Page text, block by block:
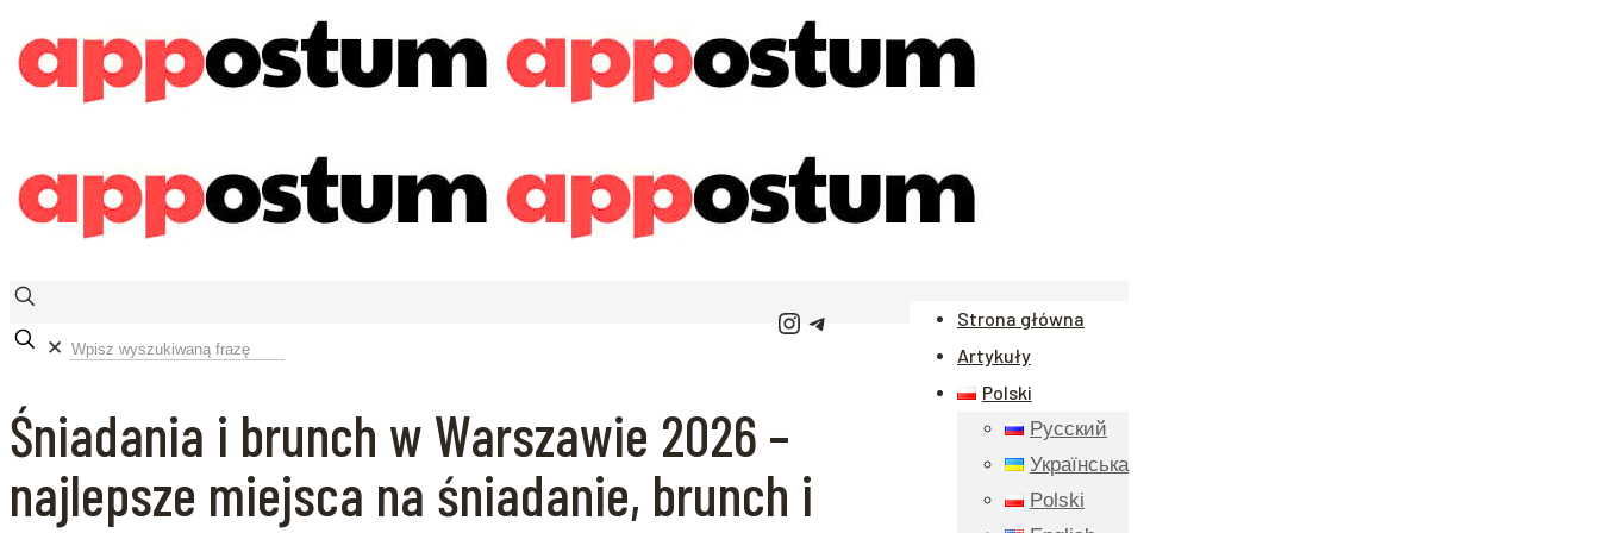
Strona główna
Artykuły
Polski
Русский
Українська
Polski
Instagram
Telegram
✕
Śniadania i brunch w Warszawie 2026 –
najlepsze miejsca na śniadanie, brunch i